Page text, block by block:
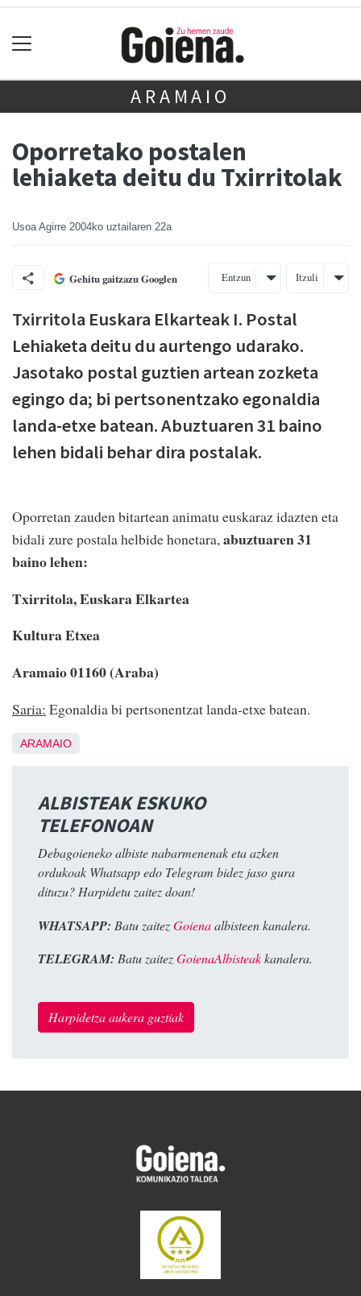
ARAMAIO
Oporretako postalen
lehiaketa deitu du Txirritolak
Usoa Agirre 2004ko uztailaren 22a
Gehitu gaitzazu Googlen Entzun Itzuli
Txirritola Euskara Elkarteak I. Postal
Lehiaketa deitu du aurtengo udarako.
Jasotako postal guztien artean zozketa
egingo da; bi pertsonentzako egonaldia
landa-etxe batean. Abuztuaren 31 baino
lehen bidali behar dira postalak.
Oporretan zauden bitartean animatu euskaraz idazten eta
bidali zure postala helbide honetara,abuztuaren 31
baino lehen:
Txirritola, Euskara Elkartea
Kultura Etxea
Aramaio 01160 (Araba)
Saria: Egonaldia bi pertsonentzat landa-etxe batean.
ARAMAIO
ALBISTEAK ESKUKO
TELEFONOAN
Debagoieneko albiste nabarmenenak eta azken
ordukoak Whatsapp edo Telegram bidez jaso gura
dituzu? Harpidetu zaitez doan!
WHATSAPP: Batu zaitezGoienaalbisteen kanalera.
TELEGRAM: Batu zaitezGoienaAlbisteakkanalera.
Harpidetza aukera guztiak